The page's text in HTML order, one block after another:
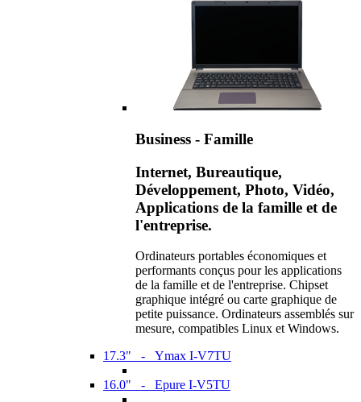
Business - Famille
Internet, Bureautique,
Développement, Photo, Vidéo,
Applications de la famille et de
l'entreprise.
Ordinateurs portables économiques et
performants conçus pour les applications
de la famille et de l'entreprise. Chipset
graphique intégré ou carte graphique de
petite puissance. Ordinateurs assemblés sur
mesure, compatibles Linux et Windows.
17.3" - Ymax I-V7TU
16.0" - Epure I-V5TU